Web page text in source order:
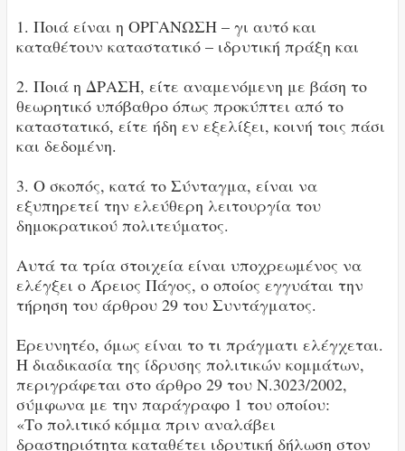
1. Ποιά είναι η ΟΡΓΑΝΩΣΗ – γι αυτό και
καταθέτουν καταστατικό – ιδρυτική πράξη και
2. Ποιά η ΔΡΑΣΗ, είτε αναμενόμενη με βάση το
θεωρητικό υπόβαθρο όπως προκύπτει από το
καταστατικό, είτε ήδη εν εξελίξει, κοινή τοις πάσι
και δεδομένη.
3. Ο σκοπός, κατά το Σύνταγμα, είναι να
εξυπηρετεί την ελεύθερη λειτουργία του
δημοκρατικού πολιτεύματος.
Αυτά τα τρία στοιχεία είναι υποχρεωμένος να
ελέγξει ο Άρειος Πάγος, ο οποίος εγγυάται την
τήρηση του άρθρου 29 του Συντάγματος.
Ερευνητέο, όμως είναι το τι πράγματι ελέγχεται.
Η διαδικασία της ίδρυσης πολιτικών κομμάτων,
περιγράφεται στο άρθρο 29 του Ν.3023/2002,
σύμφωνα με την παράγραφο 1 του οποίου:
«Το πολιτικό κόμμα πριν αναλάβει
δραστηριότητα καταθέτει ιδρυτική δήλωση στον